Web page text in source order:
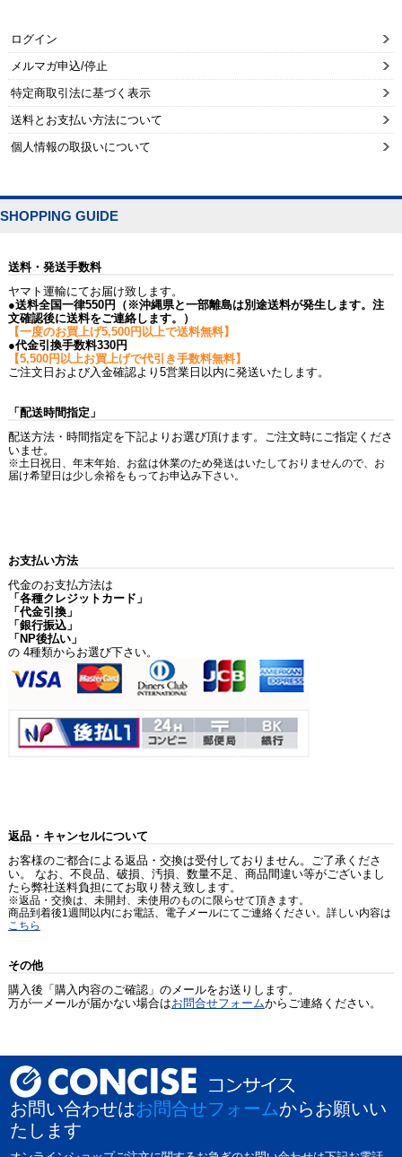
ログイン
メルマガ申込/停止
特定商取引法に基づく表示
送料とお支払い方法について
個人情報の取扱いについて
SHOPPING GUIDE
送料・発送手数料
ヤマト運輸にてお届け致します。
●送料全国一律550円（※沖縄県と一部離島は別途送料が発生します。注
文確認後に送料をご連絡します。）
【一度のお買上げ5,500円以上で送料無料】
●代金引換手数料330円
【5,500円以上お買上げで代引き手数料無料】
ご注文日および入金確認より5営業日以内に発送いたします。
「配送時間指定」
配送方法・時間指定を下記よりお選び頂けます。ご注文時にご指定くださ
いませ。
※土日祝日、年末年始、お盆は休業のため発送はいたしておりませんので、お
届け希望日は少し余裕をもってお申込み下さい。
お支払い方法
代金のお支払方法は
「各種クレジットカード」
「代金引換」
「銀行振込」
「NP後払い」
の 4種類からお選び下さい。
返品・キャンセルについて
お客様のご都合による返品・交換は受付しておりません。ご了承くださ
い。 なお、不良品、破損、汚損、数量不足、商品間違い等がございまし
たら弊社送料負担にてお取り替え致します。
※返品・交換は、未開封、未使用のものに限らせて頂きます。
商品到着後1週間以内にお電話、電子メールにてご連絡ください。詳しい内容は
こちら
その他
購入後「購入内容のご確認」のメールをお送りします。
万が一メールが届かない場合はお問合せフォームからご連絡ください。
お問い合わせはお問合せフォームからお願いい
たします